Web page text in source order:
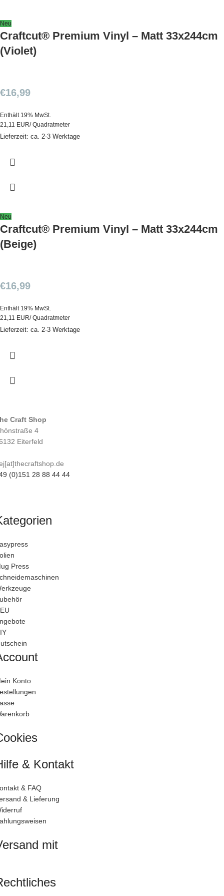
Neu
Craftcut® Premium Vinyl – Matt 33x244cm
(Violet)
€16,99
Enthält 19% MwSt.
21,11 EUR/ Quadratmeter
Lieferzeit: ca. 2-3 Werktage
Neu
Craftcut® Premium Vinyl – Matt 33x244cm
(Beige)
€16,99
Enthält 19% MwSt.
21,11 EUR/ Quadratmeter
Lieferzeit: ca. 2-3 Werktage
Craft Shop
4
Eiterfeld
(0)151 28 88 44 44
Press
Konto
& Kontakt
& FAQ
& Lieferung
mit